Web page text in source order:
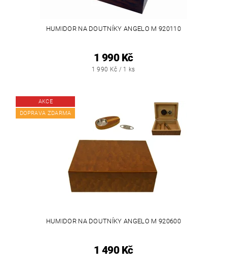
HUMIDOR NA DOUTNÍKY ANGELO M 920110
1 990 Kč
1 990 Kč / 1 ks
AKCE
DOPRAVA ZDARMA
HUMIDOR NA DOUTNÍKY ANGELO M 920600
1 490 Kč